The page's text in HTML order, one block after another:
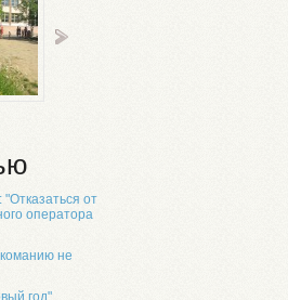
от
оператора
не
год"